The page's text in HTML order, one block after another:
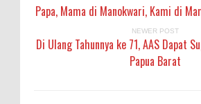
Papa, Mama di Manokwari, Kami di
NEWER POST
Di Ulang Tahunnya ke 71, AAS Dapat
Papua Barat